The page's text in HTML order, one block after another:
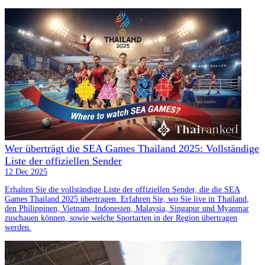
Wer überträgt die SEA Games Thailand 2025: Vollständige
Liste der offiziellen Sender
12 Dec 2025
Erhalten Sie die vollständige Liste der offiziellen Sender, die die SEA
Games Thailand 2025 übertragen. Erfahren Sie, wo Sie live in Thailand,
den Philippinen, Vietnam, Indonesien, Malaysia, Singapur und Myanmar
zuschauen können, sowie welche Sportarten in der Region übertragen
werden.